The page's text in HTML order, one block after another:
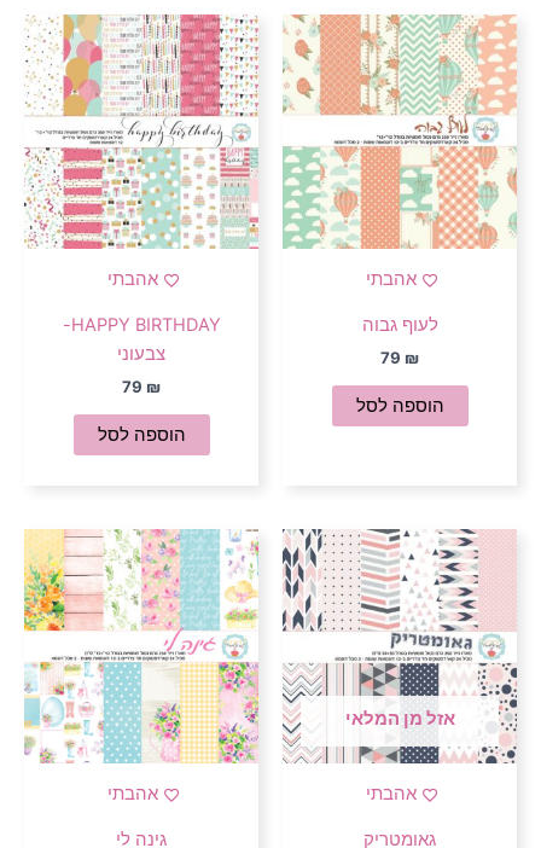
אהבתי
לעוף גבוה
79 ₪
הוספה לסל
אהבתי
HAPPY BIRTHDAY-
צבעוני
79 ₪
הוספה לסל
אזל מן המלאי
אהבתי
גאומטריק
אהבתי
גינה לי